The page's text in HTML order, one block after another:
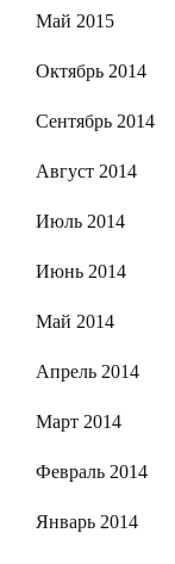
Май 2015
Октябрь 2014
Сентябрь 2014
Август 2014
Июль 2014
Июнь 2014
Май 2014
Апрель 2014
Март 2014
Февраль 2014
Январь 2014